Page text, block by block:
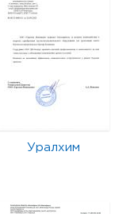
Уралхим